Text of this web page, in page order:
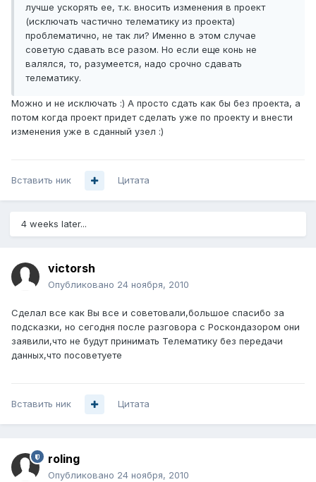
лучше ускорять ее, т.к. вносить изменения в проект
(исключать частично телематику из проекта)
проблематично, не так ли? Именно в этом случае
советую сдавать все разом. Но если еще конь не
валялся, то, разумеется, надо срочно сдавать
телематику.
Можно и не исключать :) А просто сдать как бы без проекта, а
потом когда проект придет сделать уже по проекту и внести
изменения уже в сданный узел :)
Вставить ник Цитата
4 weeks later...
victorsh
Опубликовано 24 ноября, 2010
Сделал все как Вы все и советовали,большое спасибо за
подсказки, но сегодня после разговора с Роскондазором они
заявили,что не будут принимать Телематику без передачи
данных,что посоветуете
Вставить ник Цитата
roling
Опубликовано 24 ноября, 2010